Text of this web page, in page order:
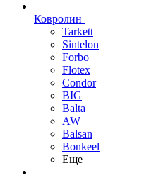
Ковролин
Tarkett
Sintelon
Forbo
Flotex
Condor
BIG
Balta
AW
Balsan
Bonkeel
Еще